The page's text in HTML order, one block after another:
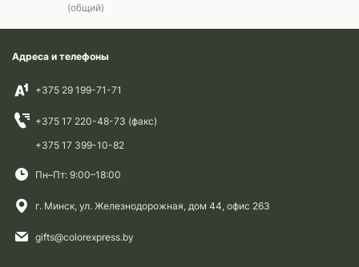
(общий)
Адреса и телефоны
+375 29 199-71-71
+375 17 220-48-73 (факс)
+375 17 399-10-82
Пн–Пт: 9:00–18:00
г. Минск, ул. Железнодорожная, дом 44, офис 263
gifts@colorexpress.by